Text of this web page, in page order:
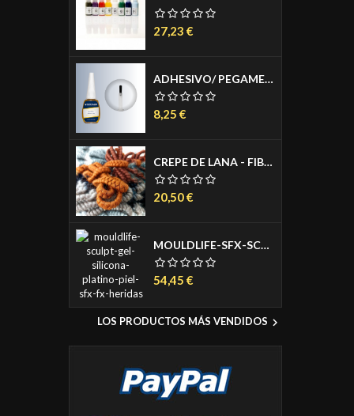
Precio
27,23 €
ADHESIVO/ PEGAMENTO - MASTIX SPIRIT GUM 12 ML.
Precio
8,25 €
CREPE DE LANA - FIBRA DE LANA PARA SIMULAR PELO HUMANO DE 1 METRO
Precio
20,50 €
MOULDLIFE-SFX-SCULPT GEL-SILICONA DE PLATINO PARA APLICAR EN PIEL 3 COMPONENTES A+B+C 150ML
Precio
54,45 €
LOS PRODUCTOS MÁS VENDIDOS 